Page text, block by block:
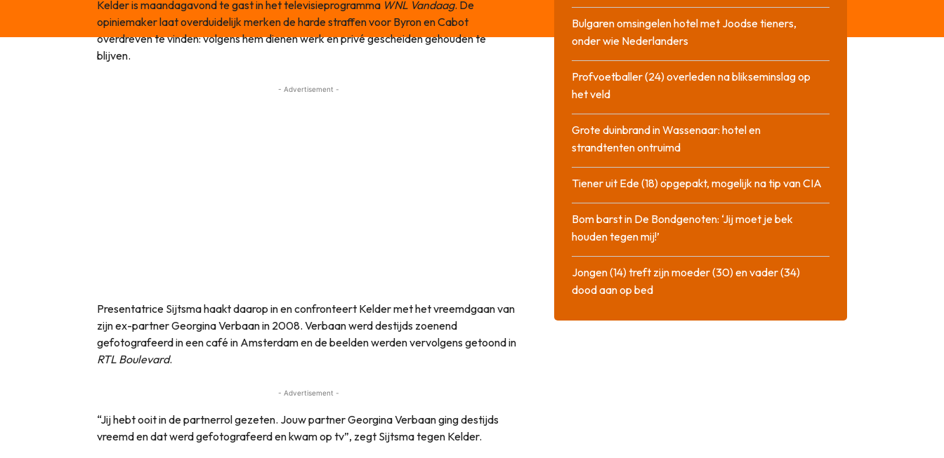
Kelder is maandagavond te gast in het televisieprogramma WNL Vandaag. De
opiniemaker laat overduidelijk merken de harde straffen voor Byron en Cabot
overdreven te vinden: volgens hem dienen werk en privé gescheiden gehouden te
blijven.
- Advertisement -
Presentatrice Sijtsma haakt daarop in en confronteert Kelder met het vreemdgaan van
zijn ex-partner Georgina Verbaan in 2008. Verbaan werd destijds zoenend
gefotografeerd in een café in Amsterdam en de beelden werden vervolgens getoond in
RTL Boulevard.
- Advertisement -
“Jij hebt ooit in de partnerrol gezeten. Jouw partner Georgina Verbaan ging destijds
vreemd en dat werd gefotografeerd en kwam op tv”, zegt Sijtsma tegen Kelder.
Bulgaren omsingelen hotel met Joodse tieners,
onder wie Nederlanders
Profvoetballer (24) overleden na blikseminslag op
het veld
Grote duinbrand in Wassenaar: hotel en
strandtenten ontruimd
Tiener uit Ede (18) opgepakt, mogelijk na tip van CIA
Bom barst in De Bondgenoten: ‘Jij moet je bek
houden tegen mij!’
Jongen (14) treft zijn moeder (30) en vader (34)
dood aan op bed